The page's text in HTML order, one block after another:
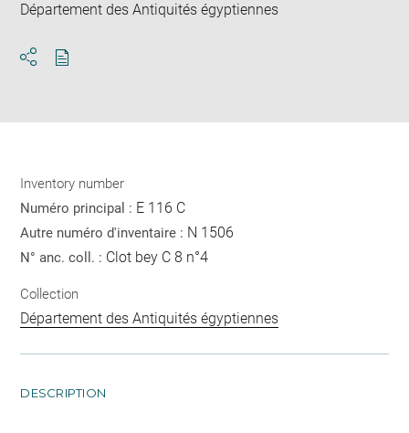
Département des Antiquités égyptiennes
Inventory number
Numéro principal : E 116 C
Autre numéro d'inventaire : N 1506
N° anc. coll. : Clot bey C 8 n°4
Collection
Département des Antiquités égyptiennes
DESCRIPTION